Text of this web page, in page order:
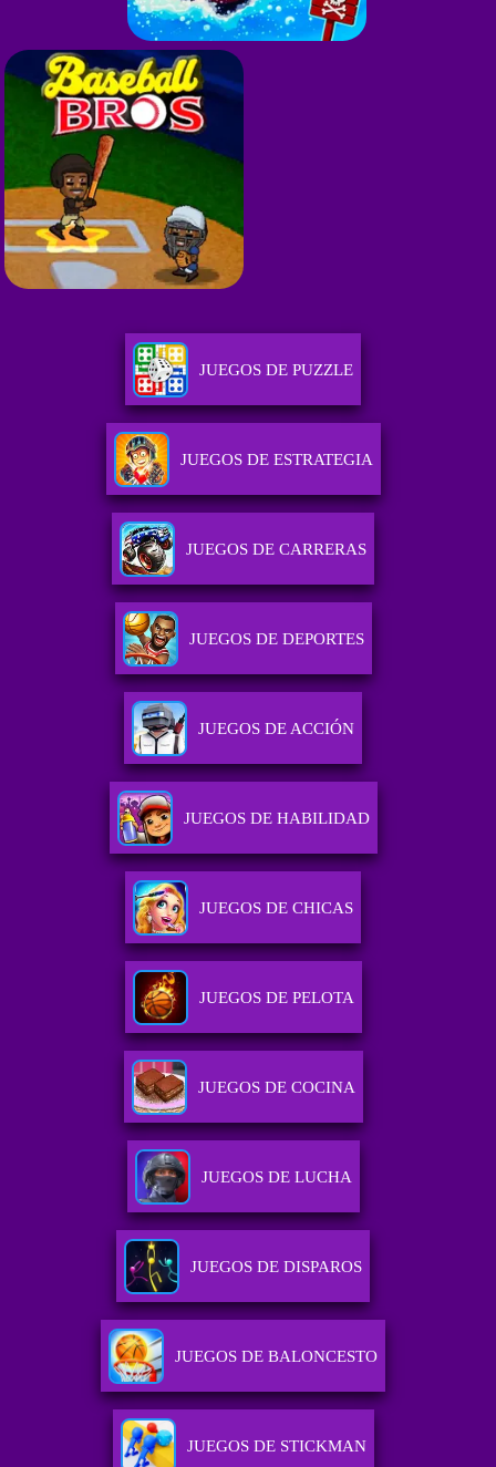
JUEGOS DE PUZZLE
JUEGOS DE ESTRATEGIA
JUEGOS DE CARRERAS
JUEGOS DE DEPORTES
JUEGOS DE ACCIÓN
JUEGOS DE HABILIDAD
JUEGOS DE CHICAS
JUEGOS DE PELOTA
JUEGOS DE COCINA
JUEGOS DE LUCHA
JUEGOS DE DISPAROS
JUEGOS DE BALONCESTO
JUEGOS DE STICKMAN